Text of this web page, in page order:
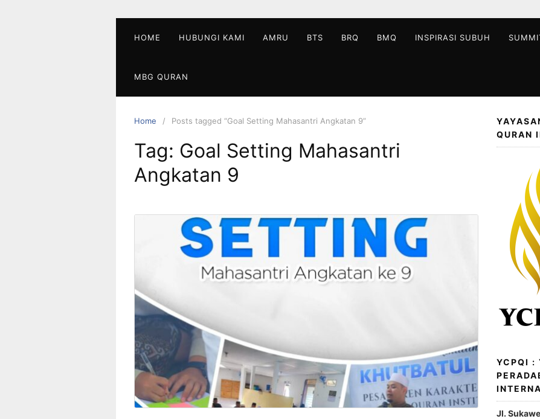
HOME HUBUNGI KAMI AMRU BTS BRQ BMQ INSPIRASI SUBUH
MBG QURAN
Home Posts tagged “Goal Setting Mahasantri Angkatan 9”
Tag: Goal Setting Mahasantri
Angkatan 9
QURAN
YCPQI :
Jl.